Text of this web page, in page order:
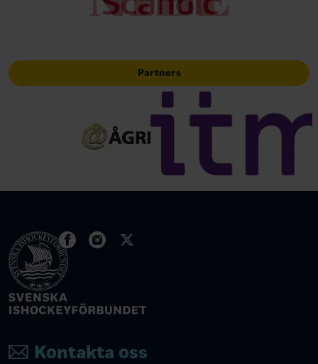
Partners
Kontakta oss